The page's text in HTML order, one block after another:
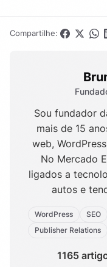
Compartilhe:
Sou fundador
mais de 15
web,
No Mercado
ligados a
autos e
WordPress SEO
Publisher Relations
1165